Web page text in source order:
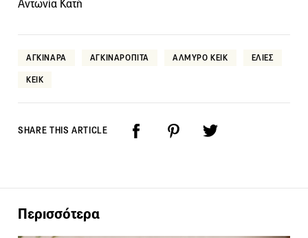
Αντωνία Κατή
ΑΓΚΙΝΑΡΑ ΑΓΚΙΝΑΡΟΠΙΤΑ ΑΛΜΥΡΟ ΚΕΙΚ ΕΛΙΕΣ
ΚΕΙΚ
SHARE THIS ARTICLE
Περισσότερα